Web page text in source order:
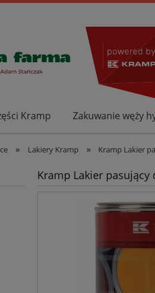
Kramp Zakuwanie węży
» Lakiery Kramp » Kramp Lakier
Kramp Lakier pasujący